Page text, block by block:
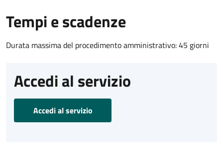
Tempi e scadenze
Durata massima del procedimento amministrativo: 45 giorni
Accedi al servizio
Accedi al servizio